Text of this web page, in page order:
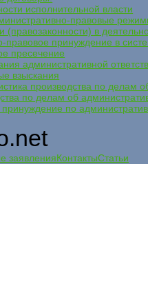
исполнительной власти
правовые
(правозаконности) в
правовое принуждение в
пресечение
административной
взыскания
производства по делам
по делам об
по
заявленияКонтактыСтатьи